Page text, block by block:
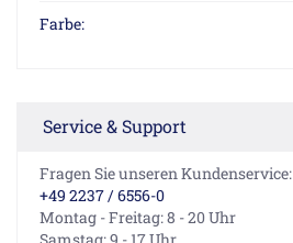
Farbe:
Service & Support
Fragen Sie unseren Kundenservice:
+49 2237 / 6556-0
Montag - Freitag: 8 - 20 Uhr